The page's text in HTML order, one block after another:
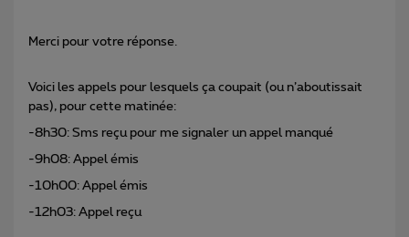
Merci pour votre réponse.
Voici les appels pour lesquels ça coupait (ou n’aboutissait
pas), pour cette matinée:
-8h30: Sms reçu pour me signaler un appel manqué
-9h08: Appel émis
-10h00: Appel émis
-12h03: Appel reçu